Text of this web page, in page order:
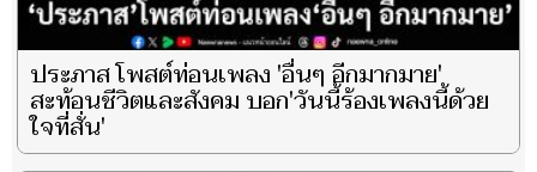
ประภาส โพสต์ท่อนเพลง 'อื่นๆ อีกมากมาย'
สะท้อนชีวิตและสังคม บอก'วันนี้ร้องเพลงนี้ด้วย
ใจที่สั่น'